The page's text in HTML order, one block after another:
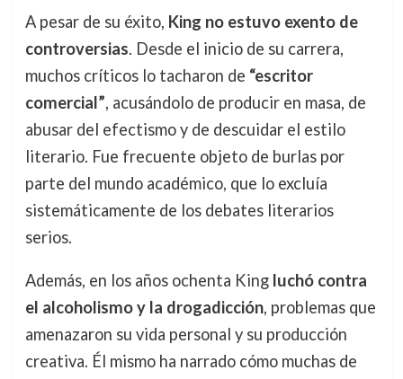
A pesar de su éxito, King no estuvo exento de
controversias. Desde el inicio de su carrera,
muchos críticos lo tacharon de “escritor
comercial”, acusándolo de producir en masa, de
abusar del efectismo y de descuidar el estilo
literario. Fue frecuente objeto de burlas por
parte del mundo académico, que lo excluía
sistemáticamente de los debates literarios
serios.
Además, en los años ochenta King luchó contra
el alcoholismo y la drogadicción, problemas que
amenazaron su vida personal y su producción
creativa. Él mismo ha narrado cómo muchas de